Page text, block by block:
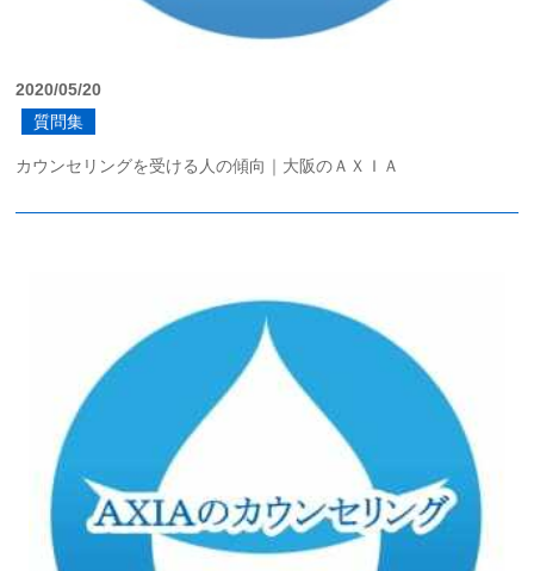
2020/05/20
質問集
カウンセリングを受ける人の傾向｜大阪のＡＸＩＡ